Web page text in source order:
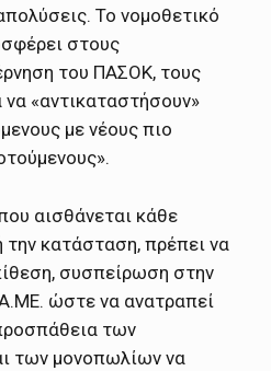
Το νομοθετικό
στους
του ΠΑΣΟΚ, τους
να «αντικαταστήσουν»
με νέους πιο
αισθάνεται κάθε
την κατάσταση, πρέπει να
συσπείρωση στην
ώστε να ανατραπεί
των
των μονοπωλίων να